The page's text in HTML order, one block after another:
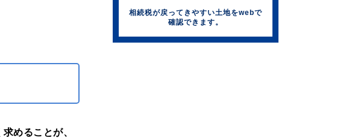
めることが、
相続税が戻ってきやすい土地をwebで
確認できます。